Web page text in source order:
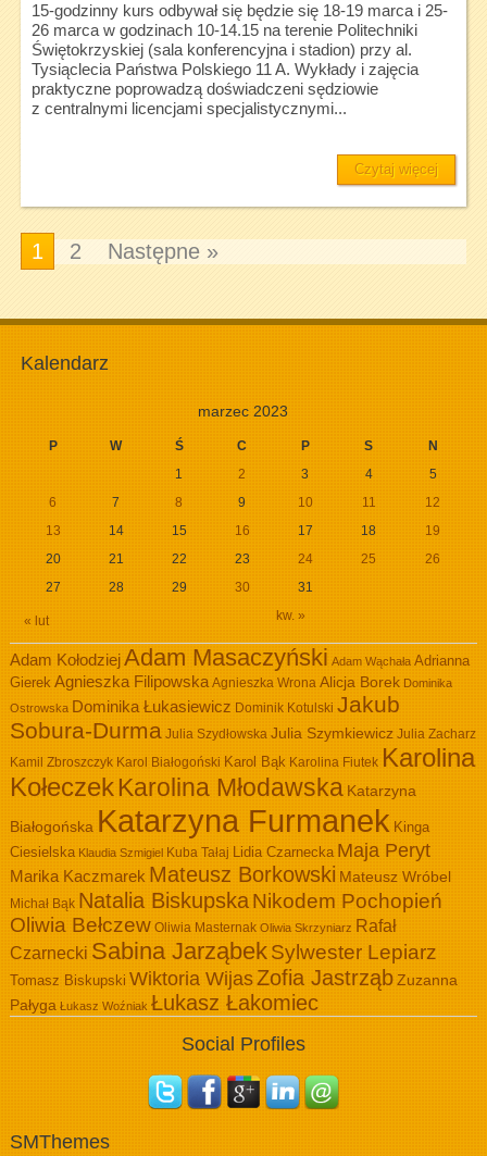
15-godzinny kurs odbywał się będzie się 18-19 marca i 25-
26 marca w godzinach 10-14.15 na terenie Politechniki
Świętokrzyskiej (sala konferencyjna i stadion) przy al.
Tysiąclecia Państwa Polskiego 11 A. Wykłady i zajęcia
praktyczne poprowadzą doświadczeni sędziowie
z centralnymi licencjami specjalistycznymi...
Czytaj więcej
1 2 Następne »
Kalendarz
marzec 2023
P W Ś C P S N
« lut kw. »
1 2 3 4
5
6
7 8 9 10 11
12
13
14 15 16 17 18
19
20
21 22 23 24 25
26
27
28 29 30 31
Adam KołodziejAdam Masaczyński Adam Wąchała Adrianna
Gierek Agnieszka Filipowska Agnieszka Wrona Alicja Borek Dominika
Ostrowska Dominika Łukasiewicz Dominik Kotulski Jakub
Sobura-Durma Julia Szydłowska Julia Szymkiewicz Julia Zacharz
Kamil Zbroszczyk Karol Białogoński Karol Bąk Karolina Fiutek Karolina
KołeczekKarolina Młodawska Katarzyna
Białogońska Katarzyna Furmanek Kinga
Ciesielska Klaudia Szmigiel Kuba Tałaj Lidia Czarnecka Maja Peryt
Marika Kaczmarek Mateusz Borkowski Mateusz Wróbel
Michał Bąk Natalia BiskupskaNikodem Pochopień
Oliwia Bełczew Oliwia Masternak Oliwia Skrzyniarz Rafał
Czarnecki Sabina JarząbekSylwester Lepiarz
Tomasz Biskupski Wiktoria WijasZofia JastrząbZuzanna
Pałyga Łukasz Woźniak Łukasz Łakomiec
Social Profiles
SMThemes